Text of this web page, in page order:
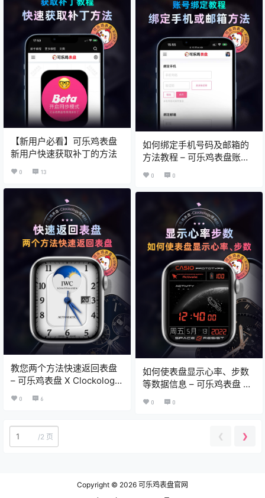
【新用户必看】可乐鸡表盘
新用户快速获取补丁的方法
0 13
如何绑定手机号码及邮箱的
方法教程 – 可乐鸡表盘账户
0 0
教您两个方法快速返回表盘
– 可乐鸡表盘 X Clockology
教程
0 6
如何使表盘显示心率、步数
等数据信息 – 可乐鸡表盘 X
0 0
/2 页 ❮ ❯
Copyright © 2026 可乐鸡表盘官网